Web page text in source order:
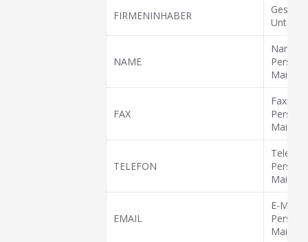
FIRMENINHABER
NAME
Name
Mail
FAX
Mail
TELEFON
Mail
EMAIL
E-Mail
Mail